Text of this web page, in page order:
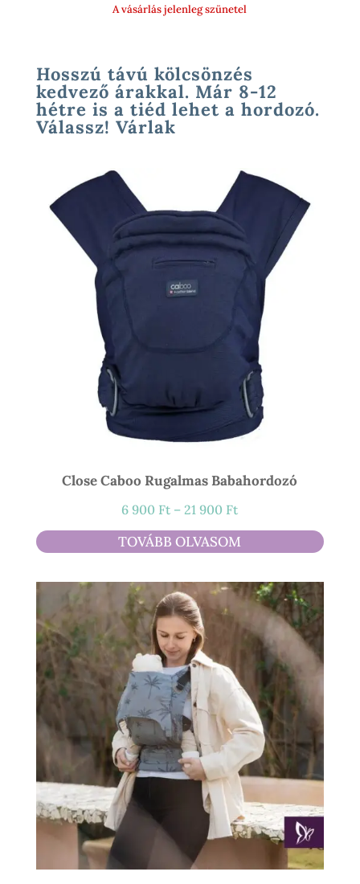
A vásárlás jelenleg szünetel
Hosszú távú kölcsönzés
kedvező árakkal. Már 8-12
hétre is a tiéd lehet a hordozó.
Válassz! Várlak
Close Caboo Rugalmas Babahordozó
6 900 Ft – 21 900 FtÁrtartomány:
6
900 Ft
21
900 Ft
TOVÁBB OLVASOM